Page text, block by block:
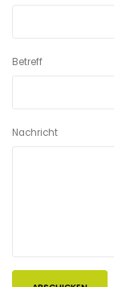
Betreff
Nachricht